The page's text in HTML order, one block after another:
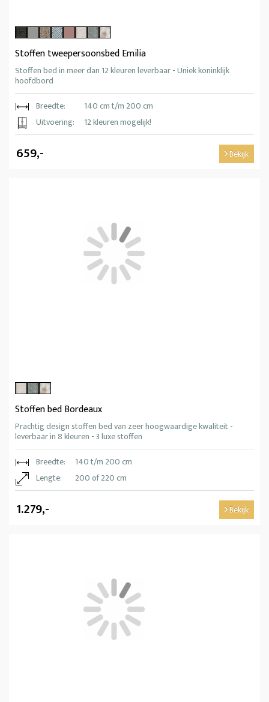
Stoffen tweepersoonsbed Emilia
Stoffen bed in meer dan 12 kleuren leverbaar - Uniek koninklijk
hoofdbord
Breedte:
140 cm t/m 200 cm
Uitvoering:
12 kleuren mogelijk!
659,- Bekijk
Stoffen bed Bordeaux
Prachtig design stoffen bed van zeer hoogwaardige kwaliteit -
leverbaar in 8 kleuren - 3 luxe stoffen
Breedte:
140 t/m 200 cm
Lengte:
200 of 220 cm
1.279,- Bekijk